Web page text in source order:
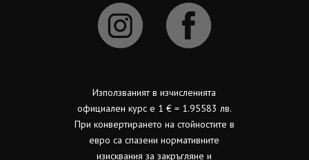
Използваният в изчисленията
официален курс е 1 € = 1.95583 лв.
При конвертирането на стойностите в
евро са спазени нормативните
изисквания за закръгляне и